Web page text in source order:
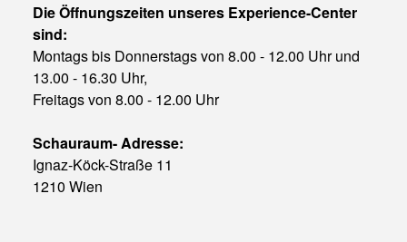
Die Öffnungszeiten unseres Experience-Center
sind:
Montags bis Donnerstags von 8.00 - 12.00 Uhr und
13.00 - 16.30 Uhr,
Freitags von 8.00 - 12.00 Uhr
Schauraum- Adresse:
Ignaz-Köck-Straße 11
1210 Wien